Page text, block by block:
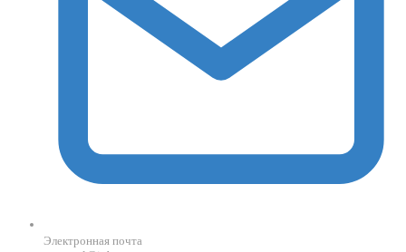
Электронная почта